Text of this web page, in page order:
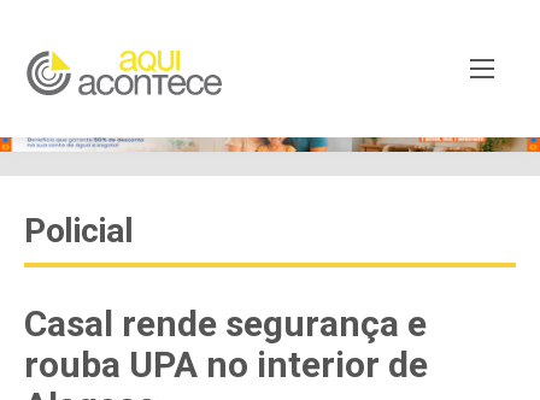
Policial
Casal rende segurança e
rouba UPA no interior de